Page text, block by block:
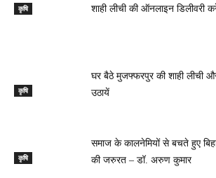
कृषि शाही लीची की ऑनलाइन डिलीवरी
कृषि
घर बैठे मुजफ्फरपुर की शाही लीची
उठायें
कृषि
समाज के कालनेमियों से बचते हुए
की जरुरत – डॉ. अरुण कुमार